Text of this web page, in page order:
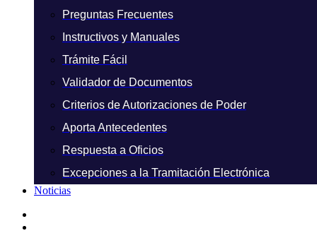
Preguntas Frecuentes
Instructivos y Manuales
Trámite Fácil
Validador de Documentos
Criterios de Autorizaciones de Poder
Aporta Antecedentes
Respuesta a Oficios
Excepciones a la Tramitación Electrónica
Noticias